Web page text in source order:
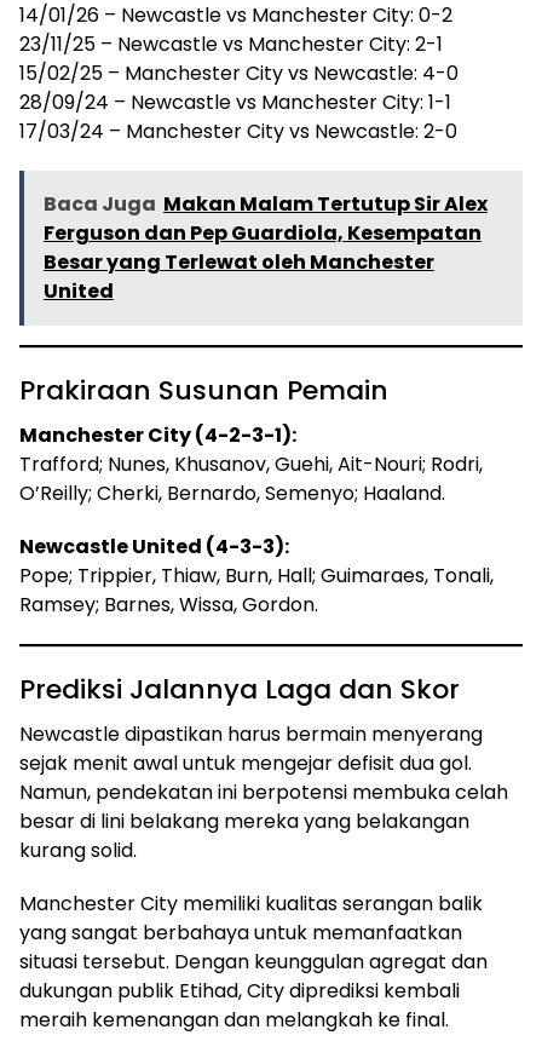
14/01/26 – Newcastle vs Manchester City: 0-2
23/11/25 – Newcastle vs Manchester City: 2-1
15/02/25 – Manchester City vs Newcastle: 4-0
28/09/24 – Newcastle vs Manchester City: 1-1
17/03/24 – Manchester City vs Newcastle: 2-0
Baca Juga Makan Malam Tertutup Sir Alex
Ferguson dan Pep Guardiola, Kesempatan
Besar yang Terlewat oleh Manchester
United
Prakiraan Susunan Pemain
Manchester City (4-2-3-1):
Trafford; Nunes, Khusanov, Guehi, Ait-Nouri; Rodri,
O’Reilly; Cherki, Bernardo, Semenyo; Haaland.
Newcastle United (4-3-3):
Pope; Trippier, Thiaw, Burn, Hall; Guimaraes, Tonali,
Ramsey; Barnes, Wissa, Gordon.
Prediksi Jalannya Laga dan Skor
Newcastle dipastikan harus bermain menyerang
sejak menit awal untuk mengejar defisit dua gol.
Namun, pendekatan ini berpotensi membuka celah
besar di lini belakang mereka yang belakangan
kurang solid.
Manchester City memiliki kualitas serangan balik
yang sangat berbahaya untuk memanfaatkan
situasi tersebut. Dengan keunggulan agregat dan
dukungan publik Etihad, City diprediksi kembali
meraih kemenangan dan melangkah ke final.